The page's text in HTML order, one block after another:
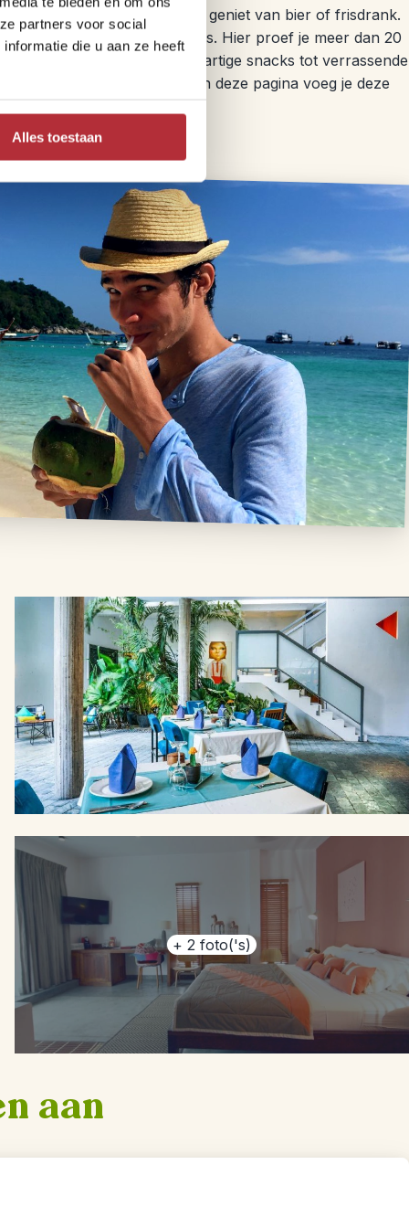
partners voor social
die u aan ze heeft
Alles toestaan
keuken, terwijl je geniet van bier of frisdrank.
liefst zeven unieke stops. Hier proef je meer dan 20
lokale drankjes. Van hartige snacks tot verrassende
en authentieks. Onderaan deze pagina voeg je deze
+ 2 foto('s)
aan